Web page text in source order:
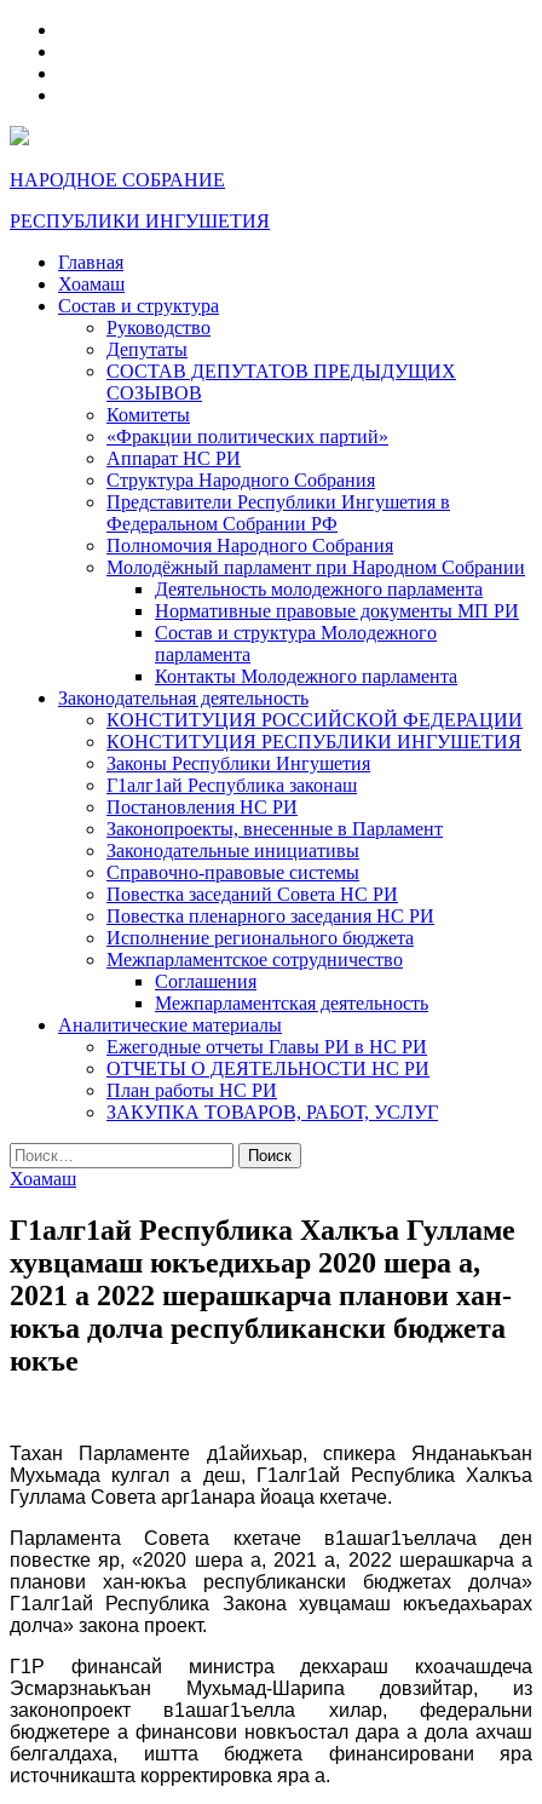
НАРОДНОЕ СОБРАНИЕ
РЕСПУБЛИКИ ИНГУШЕТИЯ
Главная
Хоамаш
Состав и структура
Руководство
Депутаты
СОСТАВ ДЕПУТАТОВ ПРЕДЫДУЩИХ
СОЗЫВОВ
Комитеты
«Фракции политических партий»
Аппарат НС РИ
Структура Народного Собрания
Представители Республики Ингушетия в
Федеральном Собрании РФ
Полномочия Народного Собрания
Молодёжный парламент при Народном Собрании
Деятельность молодежного парламента
Нормативные правовые документы МП РИ
Состав и структура Молодежного
парламента
Контакты Молодежного парламента
Законодательная деятельность
КОНСТИТУЦИЯ РОССИЙСКОЙ ФЕДЕРАЦИИ
КОНСТИТУЦИЯ РЕСПУБЛИКИ ИНГУШЕТИЯ
Законы Республики Ингушетия
Г1алг1ай Республика законаш
Постановления НС РИ
Законопроекты, внесенные в Парламент
Законодательные инициативы
Справочно-правовые системы
Повестка заседаний Совета НС РИ
Повестка пленарного заседания НС РИ
Исполнение регионального бюджета
Межпарламентское сотрудничество
Соглашения
Межпарламентская деятельность
Аналитические материалы
Ежегодные отчеты Главы РИ в НС РИ
ОТЧЕТЫ О ДЕЯТЕЛЬНОСТИ НС РИ
План работы НС РИ
ЗАКУПКА ТОВАРОВ, РАБОТ, УСЛУГ
Найти:
Хоамаш
Г1алг1ай Республика Халкъа Гулламе
хувцамаш юкъедихьар 2020 шера а,
2021 а 2022 шерашкарча планови хан-
юкъа долча республикански бюджета
юкъе
Тахан Парламенте д1айихьар, спикера Янданаькъан
Мухьмада кулгал а деш, Г1алг1ай Республика Халкъа
Гуллама Совета арг1анара йоаца кхетаче.
Парламента Совета кхетаче в1ашаг1ъеллача ден
повестке яр, «2020 шера а, 2021 а, 2022 шерашкарча а
планови хан-юкъа республикански бюджетах долча»
Г1алг1ай Республика Закона хувцамаш юкъедахьарах
долча» закона проект.
Г1Р финансай министра декхараш кхоачашдеча
Эсмарзнаькъан Мухьмад-Шарипа довзийтар, из
законопроект в1ашаг1ъелла хилар, федеральни
бюджетере а финансови новкъостал дара а дола ахчаш
белгалдаха, иштта бюджета финансировани яра
источникашта корректировка яра а.